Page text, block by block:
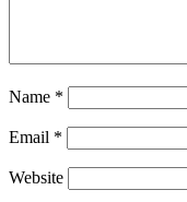
Name *
Email *
Website